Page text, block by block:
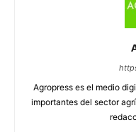
Agropress es el medio
importantes del sector